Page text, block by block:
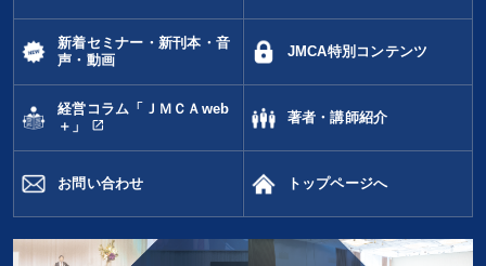
タグから探す
すべての音声・動画（全2077タイトル）からお探しいただけます
タグ・キーワード
販売戦略 生き方の指針 相続・事業承継
新着セミナー・新刊本・音
声・動画
JMCA特別コンテンツ
経営コラム「ＪＭＣＡweb
＋」
open_in_new
著者・講師紹介
お問い合わせ トップページへ